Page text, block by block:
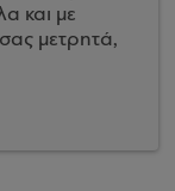
και με
μετρητά,